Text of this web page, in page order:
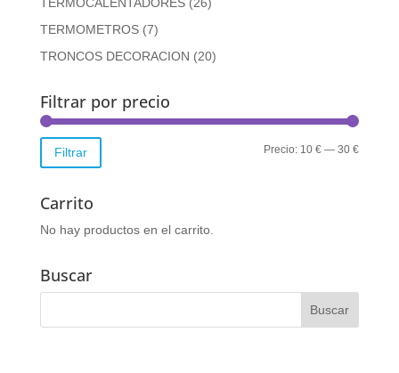
TERMOMETROS (7)
TRONCOS DECORACION (20)
Filtrar por precio
Precio
Precio
Filtrar Precio: 10 € —30 €
Carrito
No hay productos en el carrito.
Buscar